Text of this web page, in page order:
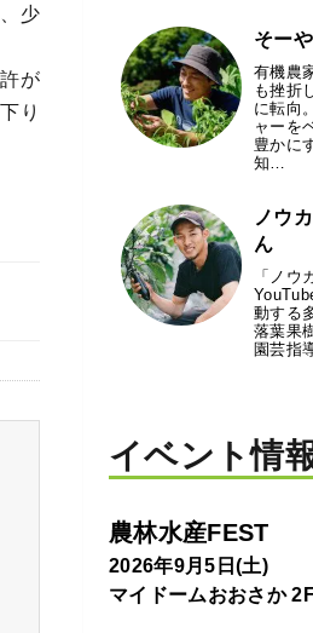
少
が
り
そー
有機農
も挫折
に転向
ャーを
豊かに
知…
ノウ
ん
「ノウ
動する
落葉果
園芸指
イベント情
農林水産FEST
2026年9月5日(土)
マイドームおおさか